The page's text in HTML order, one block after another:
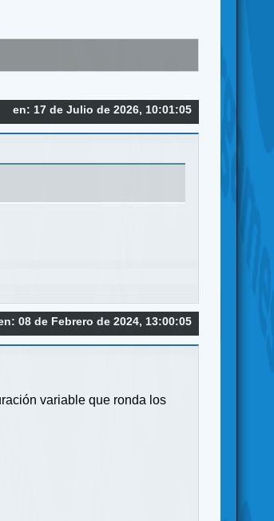
en: 17 de Julio de 2026, 10:01:05
08 de Febrero de 2024, 13:00:05
variable que ronda los